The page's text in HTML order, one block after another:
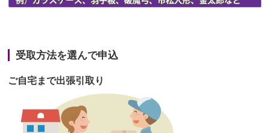
第39回人形供養祭令和2年10月22日(木)
第38回人形供養祭 令和2年8月26日(水)
受取方法を選んで申込
ご自宅まで出張引取り